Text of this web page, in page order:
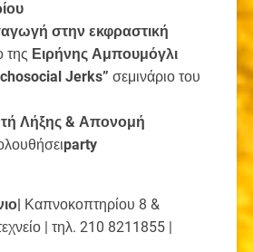
στην εκφραστική
της Ειρήνης Αμπουμόγλι
Jerks” σεμινάριο του
Λήξης & Απονομή
party
Καπνοκοπτηρίου 8 &
| τηλ. 210 8211855 |